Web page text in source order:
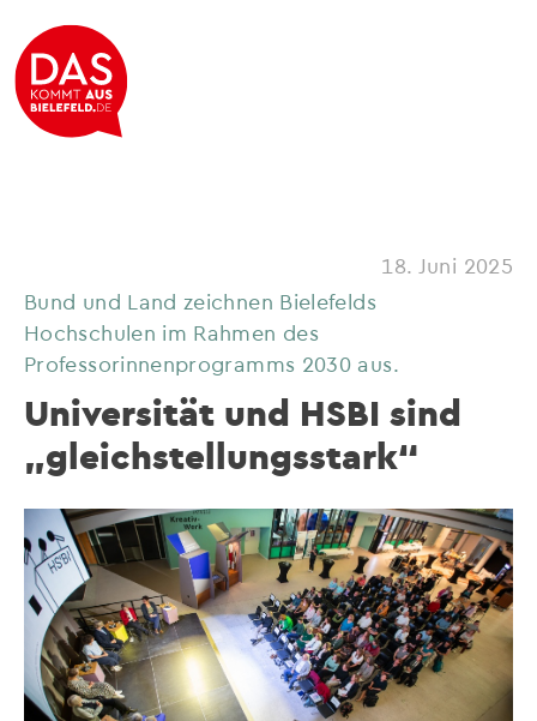
18. Juni 2025
Bund und Land zeichnen Bielefelds
Hochschulen im Rahmen des
Professorinnenprogramms 2030 aus.
Universität und HSBI sind
„gleichstellungsstark“